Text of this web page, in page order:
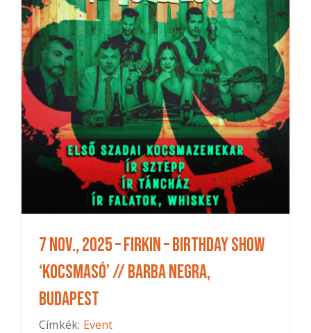
7 Nov., 2025 – FIRKIN – Birthday Show
‘KocsmaSó’ // BARBA NEGRA,
Budapest
Címkék: Event